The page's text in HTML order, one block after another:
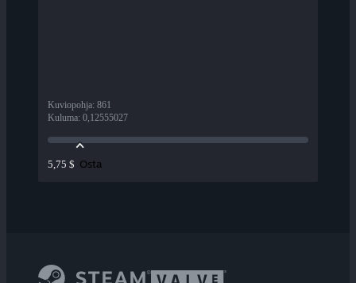
Kuviopohja: 861
Kuluma: 0,12555027
5,75 $ Osta